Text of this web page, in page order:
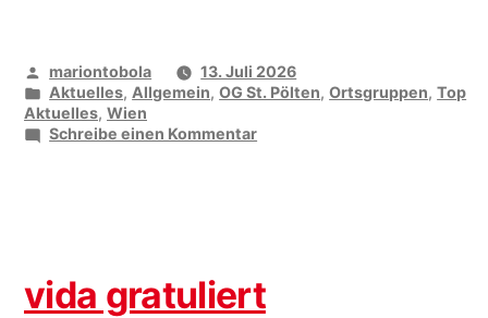
Veröffentlicht
von
mariontobola
13. Juli 2026
Veröffentlicht
unter
Aktuelles, Allgemein,OG St. Pölten,Ortsgruppen,Top
Aktuelles, Wien
Schreibe einen Kommentarzu
vida gratuliert